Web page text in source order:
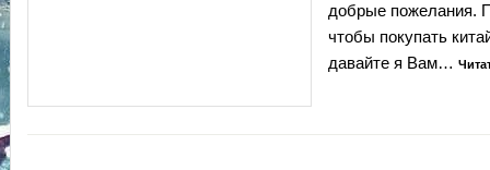
добрые пожелания.
чтобы покупать
давайте я Вам…